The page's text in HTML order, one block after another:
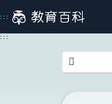
到
主
:::
:::